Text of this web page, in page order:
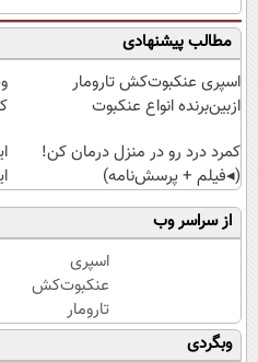
مطالب پیشنهادی
اسپری عنکبوت‌‌کش تارومار
ازبین‌برنده انواع عنکبوت
کمرد درد رو در منزل درمان کن!
(◂فیلم + پرسش‌نامه)
از سراسر وب
اسپری
عنکبوت‌‌کش
تارومار
ازبین‌برنده
وبگردی